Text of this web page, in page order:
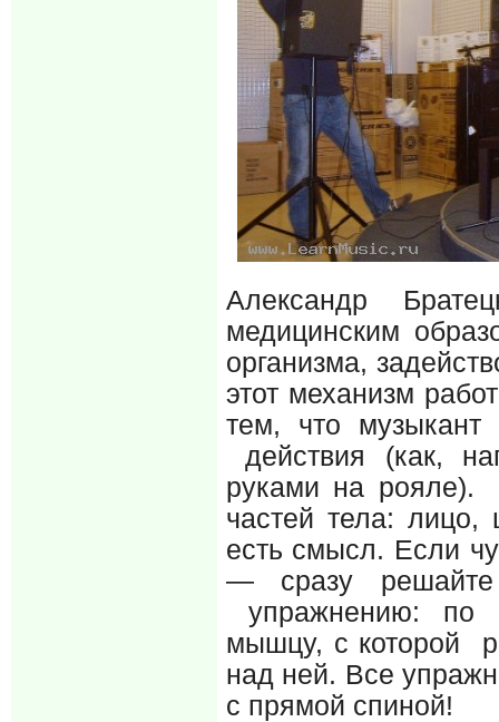
Александр
медицинским
организма,
этот механизм
тем, что музыкант
действия (как,
руками на рояле).
частей тела:
есть смысл. Если
— сразу
упражнению: по
мышцу, с которой
над ней. Все
с прямой спиной!